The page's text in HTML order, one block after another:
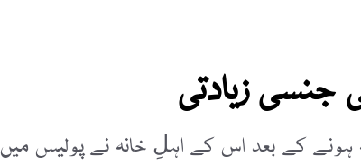
ہونے کے بعد اس کے اہلِ خانہ نے پولیس میں